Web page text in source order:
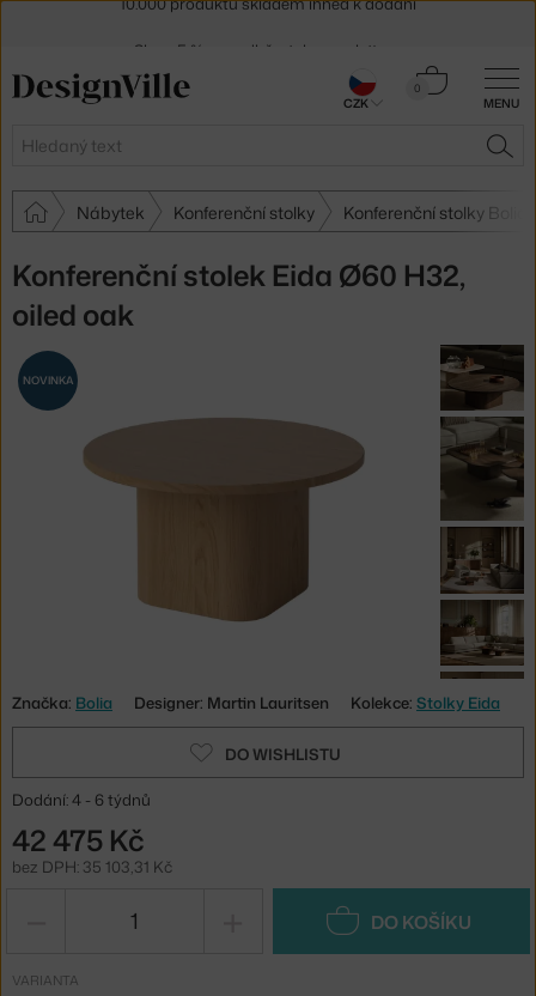
MENU
Hledat
0
Košík
Nábytek Konferenční stolky Konferenční stolky Bolia
Konferenční stolek Eida Ø60 H32,
oiled oak
NOVINKA
Značka: Bolia Designer: Martin Lauritsen Kolekce: Stolky Eida
DO WISHLISTU
Dodání: 4 - 6 týdnů
42 475 Kč
bez DPH: 35 103,31 Kč
DO KOŠÍKU
VARIANTA
30 dní na vrácení zboží
CZK